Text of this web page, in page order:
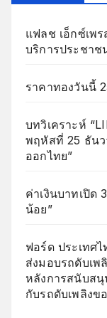
แฟลช เอ็กซ์เพ
บริการประชาช
ราคาทองวันนี้
บทวิเคราะห์
พฤหัสที่ 25 ธัน
ออกไทย”
ค่าเงินบาทเปิด
น้อย”
ฟอร์ด ประเทศ
ส่งมอบรถดับเ
หลังการสนับสนุ
กับรถดับเพลิงข